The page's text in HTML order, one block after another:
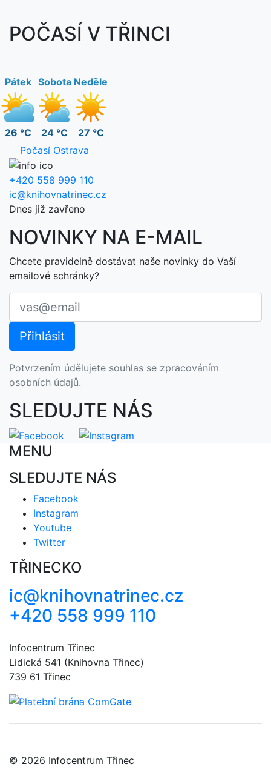
POČASÍ V TŘINCI
Pátek
26 °C
Sobota
24 °C
Neděle
27 °C
Počasí Ostrava
+420 558 999 110
ic@knihovnatrinec.cz
Dnes již zavřeno
NOVINKY NA E-MAIL
Chcete pravidelně dostávat naše novinky do Vaší
emailové schránky?
Potvrzením údělujete souhlas se zpracováním
osobních údajů.
SLEDUJTE NÁS
MENU
SLEDUJTE NÁS
Facebook
Instagram
Youtube
Twitter
TŘINECKO
ic@knihovnatrinec.cz
+420 558 999 110
Infocentrum Třinec
Lidická 541 (Knihovna Třinec)
739 61 Třinec
© 2026 Infocentrum Třinec